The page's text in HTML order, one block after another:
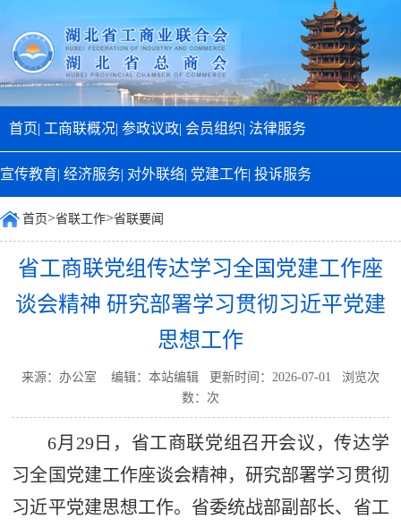
首页| 工商联概况| 参政议政| 会员组织| 法律服务
宣传教育| 经济服务| 对外联络| 党建工作| 投诉服务
首页>省联工作>省联要闻
省工商联党组传达学习全国党建工作座
谈会精神 研究部署学习贯彻习近平党建
思想工作
来源：办公室 编辑：本站编辑 更新时间：2026-07-01 浏览次
数： 次
6月29日，省工商联党组召开会议，传达学
习全国党建工作座谈会精神，研究部署学习贯彻
习近平党建思想工作。省委统战部副部长、省工